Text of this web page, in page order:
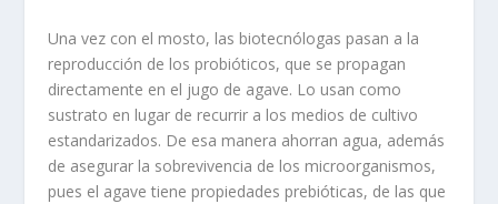
Una vez con el mosto, las biotecnólogas pasan a la
reproducción de los probióticos, que se propagan
directamente en el jugo de agave. Lo usan como
sustrato en lugar de recurrir a los medios de cultivo
estandarizados. De esa manera ahorran agua, además
de asegurar la sobrevivencia de los microorganismos,
pues el agave tiene propiedades prebióticas, de las que